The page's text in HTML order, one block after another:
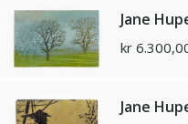
Jane
kr
Jane